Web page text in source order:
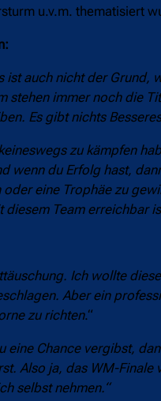
u.v.m. thematisiert
ist auch nicht der
stehen immer noch die
Es gibt nichts
zu kämpfen
wenn du Erfolg hast,
eine Trophäe zu
Team erreichbar
Ich wollte
Aber ein
zu richten.“
eine Chance vergibst,
Also ja, das WM-
selbst nehmen.“